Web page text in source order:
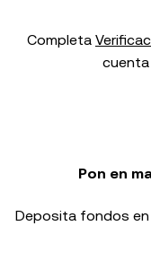
Completa
Pon en
Deposita fondos